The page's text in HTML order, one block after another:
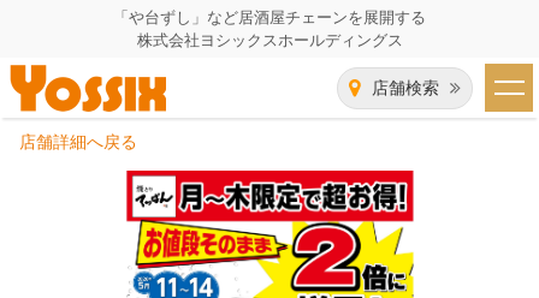
「や台ずし」など居酒屋チェーンを展開する
株式会社ヨシックスホールディングス
店舗検索
HOME
企業情報
企業情報トップ
事業一覧
店舗詳細へ戻る